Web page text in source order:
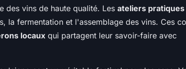
des vins de haute qualité. Les ateliers pratiques
la fermentation et l'assemblage des vins. Ces
locaux qui partagent leur savoir-faire avec